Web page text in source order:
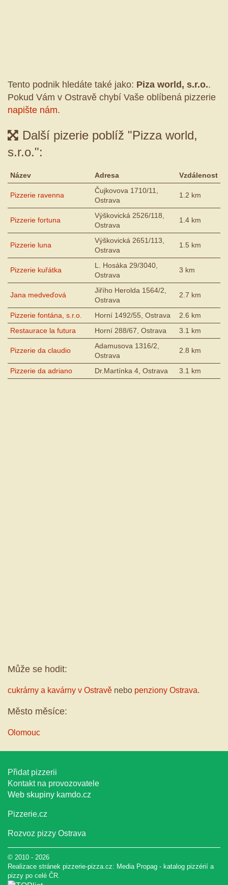
Tento podnik hledáte také jako: Piza world, s.r.o..
Pokud Vám v Ostravě chybí Vaše oblíbená pizzerie
napište nám.
Další pizerie poblíž "Pizza world,
s.r.o.":
Název Adresa Vzdálenost
Pizzerie ravenna
Čujkovova 1710/11,
Ostrava
1.2 km
Pizzerie fortuna
Výškovická 2526/118,
Ostrava
1.4 km
Pizzerie luna
Výškovická 2651/113,
Ostrava
1.5 km
Pizzerie kuřátka
L. Hosáka 29/3040,
Ostrava
3 km
Jana medveďová
Jiřího Herolda 1564/2,
Ostrava
2.7 km
Pizzerie fontána, s.r.o. Horní 1492/55, Ostrava
2.6 km
Restaurace la futura
Horní 288/67, Ostrava 3.1 km
Pizzerie da claudio
Adamusova 1316/2,
Ostrava
2.8 km
Pizzerie da adriano Dr.Martínka 4, Ostrava 3.1 km
Může se hodit:
cukrárny a kavárny v Ostravě nebo penziony Ostrava.
Město měsíce:
Olomouc
Přidat pizzerii
Kontakt na provozovatele
Web skupiny kamdo.cz
Pizzerie.cz
Rozvoz pizzy Ostrava
© 2010 - 2026
Realizace stránek pizzerie-pizza.cz: Media Propag - katalog pizzérií a
pizzy po celé ČR.